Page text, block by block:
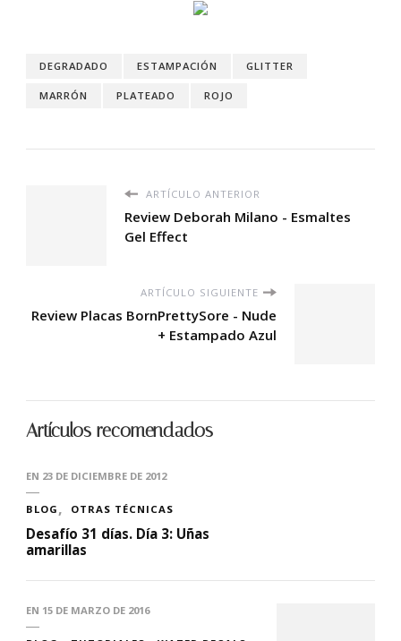
DEGRADADO ESTAMPACIÓN GLITTER
MARRÓN PLATEADO ROJO
ARTÍCULO ANTERIOR
Review Deborah Milano - Esmaltes
Gel Effect
ARTÍCULO SIGUIENTE
Review Placas BornPrettySore - Nude
+ Estampado Azul
Artículos recomendados
EN 23 DE DICIEMBRE DE 2012
BLOG OTRAS TÉCNICAS
Desafío 31 días. Día 3: Uñas
amarillas
EN 15 DE MARZO DE 2016